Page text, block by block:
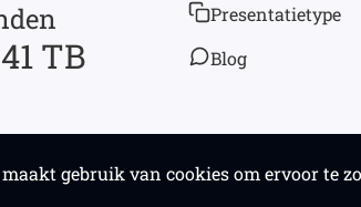
gebruik van cookies om ervoor te
TB
Presentatietype
Blog
© 2026